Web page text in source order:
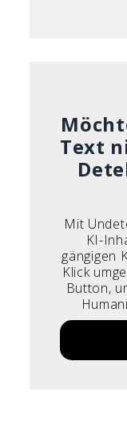
Text
Mit
KI-
gängigen
Klick
Button,